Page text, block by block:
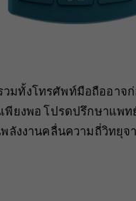
มทั้งโทรศัพท์มือถืออาจ
ยงพอ โปรดปรึกษาแพ
งงานคลื่นความถี่วิทยุจ